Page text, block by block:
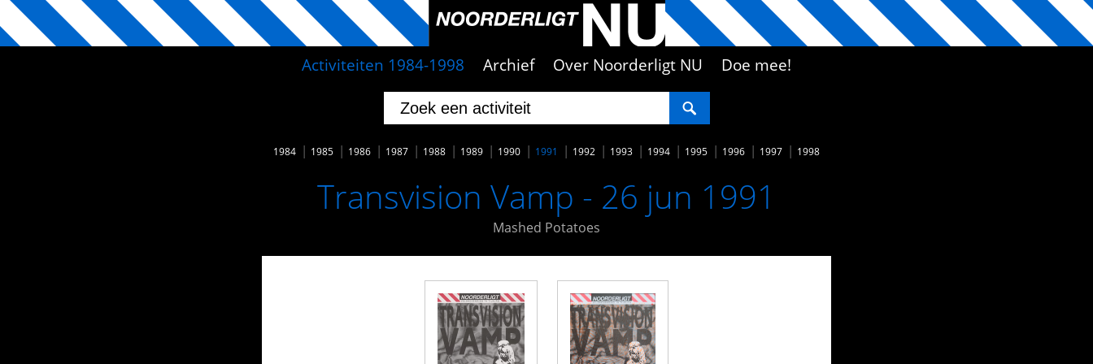
Activiteiten 1984-1998 Archief Over Noorderligt NU Doe mee!
1984 1985 1986 1987 1988 1989 1990 1991 1992 1993 1994 1995 1996 1997 1998
Transvision Vamp - 26 jun 1991
Mashed Potatoes